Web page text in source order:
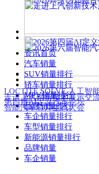
LOCTITE SOLVE 人工智
第四届AI定义汽车论坛
走进上汽创新技术展示交
智能汽车芯片生态大会
资讯首页
汽车销量
SUV销量排行
轿车销量排行
MPV销量排行
品牌销量排行
车企销量排行
车型销量排行
新能源销量排行
品牌销量
车企销量